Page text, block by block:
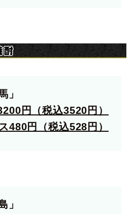
」
円（税込3520円）
480円（税込528円）
」